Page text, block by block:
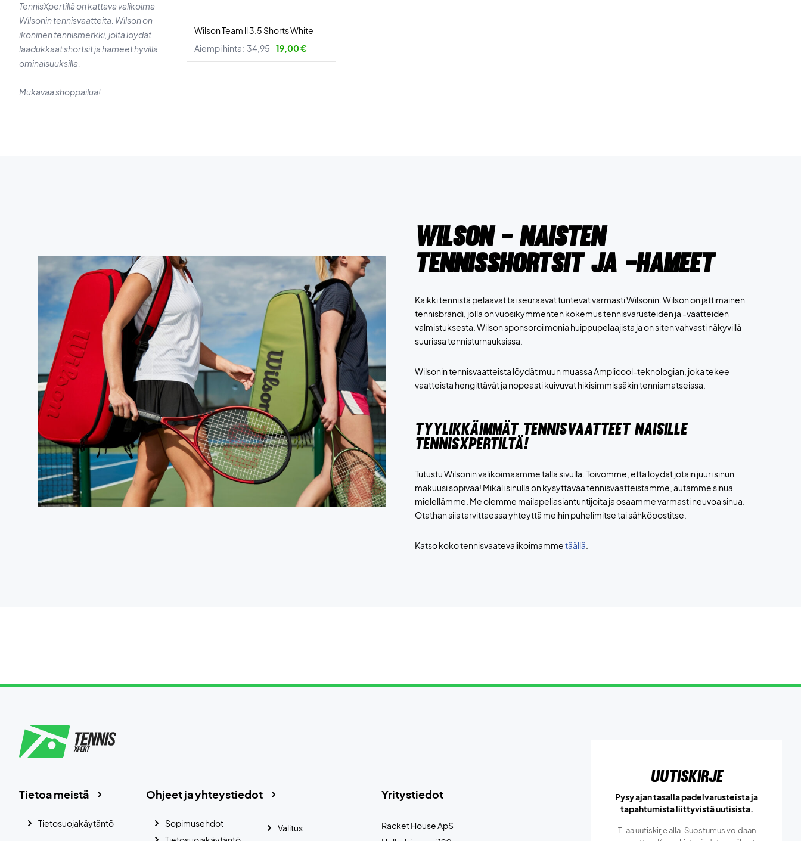
TennisXpertillä on kattava valikoima
Wilsonin tennisvaatteita. Wilson on
ikoninen tennismerkki, jolta löydät
laadukkaat shortsit ja hameet hyvillä
ominaisuuksilla.
Mukavaa shoppailua!
Wilson Team ll 3.5 Shorts White
Aiempi hinta: 34,95 19,00 €
Wilson - Naisten
tennisshortsit ja -hameet
Kaikki tennistä pelaavat tai seuraavat tuntevat varmasti Wilsonin. Wilson on jättimäinen
tennisbrändi, jolla on vuosikymmenten kokemus tennisvarusteiden ja -vaatteiden
valmistuksesta. Wilson sponsoroi monia huippupelaajista ja on siten vahvasti näkyvillä
suurissa tennisturnauksissa.
Wilsonin tennisvaatteista löydät muun muassa Amplicool-teknologian, joka tekee
vaatteista hengittävät ja nopeasti kuivuvat hikisimmissäkin tennismatseissa.
TYYLIKKÄIMMÄT TENNISVAATTEET NAISILLE
TENNISXPERTILTÄ!
Tutustu Wilsonin valikoimaamme tällä sivulla. Toivomme, että löydät jotain juuri sinun
makuusi sopivaa! Mikäli sinulla on kysyttävää tennisvaatteistamme, autamme sinua
mielellämme. Me olemme mailapeliasiantuntijoita ja osaamme varmasti neuvoa sinua.
Otathan siis tarvittaessa yhteyttä meihin puhelimitse tai sähköpostitse.
Katso koko tennisvaatevalikoimammetäällä
Yritystiedot
Racket House ApS
Ohjeet ja yhteystiedot
Sopimusehdot
Valitus
Tietoa meistä
Tietosuojakäytäntö
Uutiskirje
Pysy ajan tasalla padelvarusteista ja
tapahtumista liittyvistä uutisista.
Tilaa uutiskirje alla. Suostumus voidaan